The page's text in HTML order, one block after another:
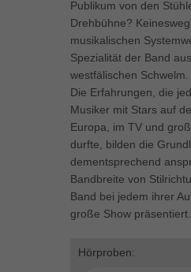
Publikum von den
Drehbühne?
musikalischen
Spezialität der Band
westfälischen Schwelm.
Die Erfahrungen, die
Musiker mit Stars auf
Europa, im TV und
durfte, bilden die
dementsprechend
Bandbreite von
Band bei jedem ihrer
große Show präsentiert.
Hörproben:
können Ihre Einwilligung zu
weitere Informationen anzeigen
Cookies auswählen.
Alle akzeptieren
Zurück
Datenschutzeinstellungen
Essenziell (1)
Essenzielle Cookies ermöglichen
die einwandfreie Funktion der Website
Cookie-
Marketing-Cookies werden von